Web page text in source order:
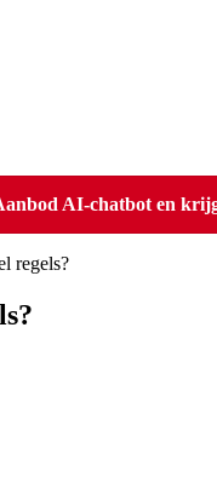
AI-chatbot en
regels?